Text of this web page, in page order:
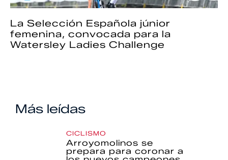
La Selección Española júnior
femenina, convocada para la
Watersley Ladies Challenge
Más leídas
CICLISMO
Arroyomolinos se
prepara para coronar a